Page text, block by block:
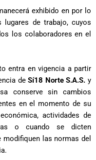
exhibido en por lo
de trabajo, cuyos
los colaboradores en el
entra en vigencia a partir
deSí18 Norte S.A.S. y
conserve sin cambios
en el momento de su
actividades de
o cuando se dicten
las normas del